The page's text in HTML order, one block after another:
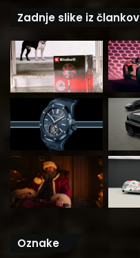
Zadnje slike iz člankov
Oznake